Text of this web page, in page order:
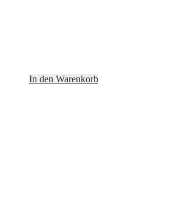
In den Warenkorb